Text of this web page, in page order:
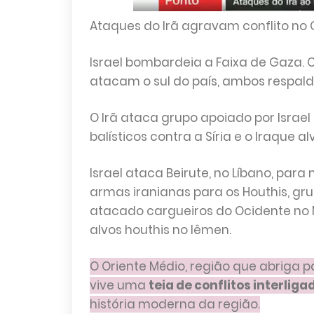
Ataques do Irã agravam conflito no
Israel bombardeia a Faixa de Gaza.
atacam o sul do país, ambos
O Irã ataca grupo apoiado por
balísticos contra a Síria e o Iraque
Israel ataca Beirute, no Líbano,
armas iranianas para os Houthis,
atacado cargueiros do Ocidente no
alvos houthis no Iêmen.
O Oriente Médio, região que abriga
vive uma teia de conflitos
história moderna da região.